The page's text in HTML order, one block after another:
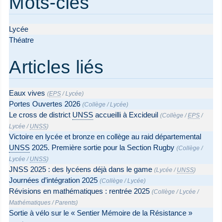
Lycée
Théatre
Articles liés
Eaux vives (EPS /Lycée)
Portes Ouvertes 2026 (Collège /Lycée)
Le cross de district UNSS accueilli à Excideuil (Collège /EPS /
Lycée / UNSS)
Victoire en lycée et bronze en collège au raid départemental
UNSS 2025. Première sortie pour la Section Rugby (Collège /
Lycée / UNSS)
JNSS 2025 : des lycéens déjà dans le game (Lycée / UNSS)
Journées d’intégration 2025 (Collège /Lycée)
Révisions en mathématiques : rentrée 2025 (Collège /Lycée /
Mathématiques /Parents)
Sortie à vélo sur le « Sentier Mémoire de la Résistance »